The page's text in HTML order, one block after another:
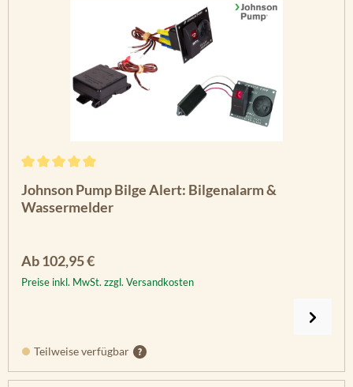
Johnson Pump Bilge Alert: Bilgenalarm &
Wassermelder
Regulärer Preis:
Ab102,95 €
Preise inkl. MwSt. zzgl. Versandkosten
Teilweise verfügbar